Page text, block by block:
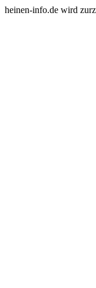
heinen-info.de wird